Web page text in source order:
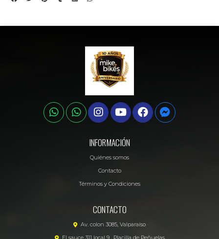
INFORMACIÓN
Quiénes somos
Contacto
Términos y Condiciones
CONTACTO
Av. colon 3085, Valparaíso